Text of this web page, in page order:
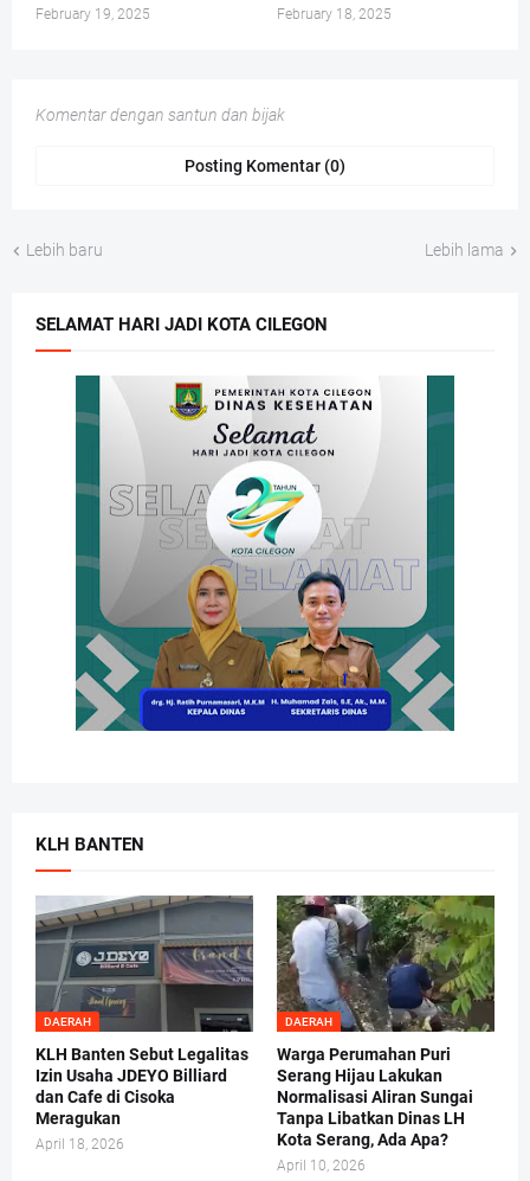
February 19, 2025 February 18, 2025
Komentar dengan santun dan bijak
Posting Komentar (0)
Lebih baru Lebih lama
SELAMAT HARI JADI KOTA CILEGON
KLH BANTEN
DAERAH
KLH Banten Sebut Legalitas
Izin Usaha JDEYO Billiard
dan Cafe di Cisoka
Meragukan
April 18, 2026
DAERAH
Warga Perumahan Puri
Serang Hijau Lakukan
Normalisasi Aliran Sungai
Tanpa Libatkan Dinas LH
Kota Serang, Ada Apa?
April 10, 2026